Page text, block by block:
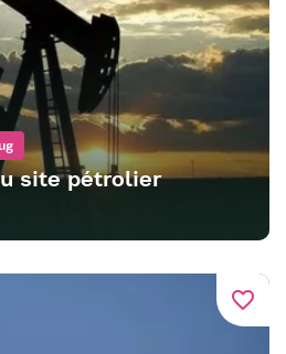
site pétrolier
favorite_border